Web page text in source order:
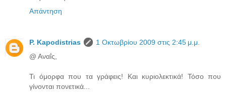
Απάντηση
P. Kapodistrias
1 Οκτωβρίου 2009 στις 2:45 μ.μ.
@ Αναΐς,
Τι όμορφα που τα γράφεις! Και κυριολεκτικά! Τόσο που
γίνονται πονετικά...